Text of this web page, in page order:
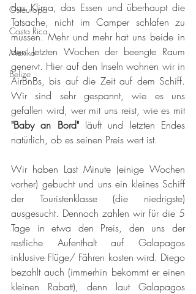
Osteuropa
Costa Rica
Mexiko
Belize
das Klima, das Essen und überhaupt die
Tatsache, nicht im Camper schlafen zu
müssen. Mehr und mehr hat uns beide in
den letzten Wochen der beengte Raum
genervt. Hier auf den Inseln wohnen wir in
AirBnBs, bis auf die Zeit auf dem Schiff.
Wir sind sehr gespannt, wie es uns
gefallen wird, wer mit uns reist, wie es mit
"Baby an Bord" läuft und letzten Endes
natürlich, ob es seinen Preis wert ist.
Wir haben Last Minute (einige Wochen
vorher) gebucht und uns ein kleines Schiff
der Touristenklasse (die niedrigste)
ausgesucht. Dennoch zahlen wir für die 5
Tage in etwa den Preis, den uns der
restliche Aufenthalt auf Galapagos
inklusive Flüge/ Fähren kosten wird. Diego
bezahlt auch (immerhin bekommt er einen
kleinen Rabatt), denn laut Galapagos